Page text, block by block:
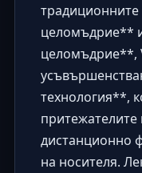
целомъдрие**
целомъдрие**,
технология**,
дистанционно
на носителя.